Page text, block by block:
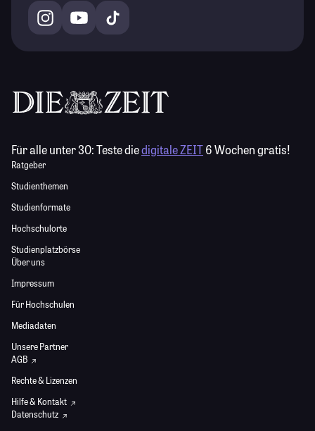
Für alle unter 30:Teste diedigitale ZEIT6 Wochen gratis!
Ratgeber
Studienthemen
Studienformate
Hochschulorte
Studienplatzbörse
Über uns
Impressum
Für Hochschulen
Mediadaten
Unsere Partner
AGB
Rechte & Lizenzen
Hilfe & Kontakt
Datenschutz